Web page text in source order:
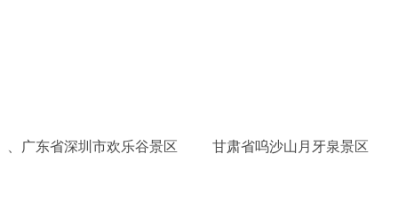
、广东省深圳市欢乐谷景区 甘肃省呜沙山月牙泉景区